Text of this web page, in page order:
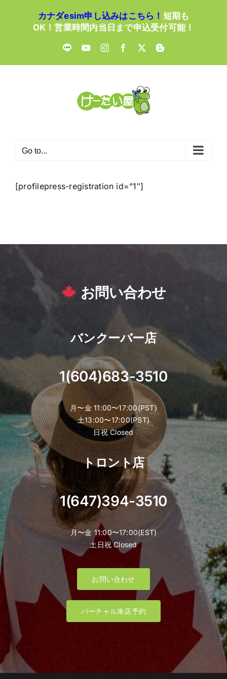
カナダesim申し込みはこちら！ 短期も
OK！営業時間内当日まで申込受付可能！
LINE YouTubeInstagramFacebook
X Blogger
Go to...
[profilepress-registration id=”1″]
お問い合わせ
バンクーバー店
1(604)683-3510
月〜金 11:00〜17:00(PST)
土13:00〜17:00(PST)
日祝 Closed
トロント店
1(647)394-3510
月〜金 11:00〜17:00(EST)
土日祝 Closed
お問い合わせ
バーチャル来店予約